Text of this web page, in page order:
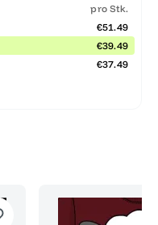
pro Stk.
€51.49
€39.49
€37.49